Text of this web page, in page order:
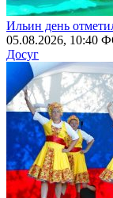
Ильин день
05.08.2026, 10:40
Досуг